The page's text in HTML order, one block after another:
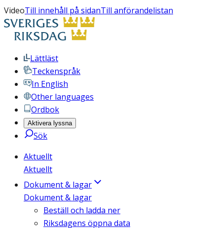
VideoTill innehåll på sidanTill anförandelistan
Lättläst
Teckenspråk
In English
Other languages
Ordbok
Aktivera lyssna
Sök
Aktuellt
Aktuellt
Dokument & lagar
Dokument & lagar
Beställ och ladda ner
Riksdagens öppna data